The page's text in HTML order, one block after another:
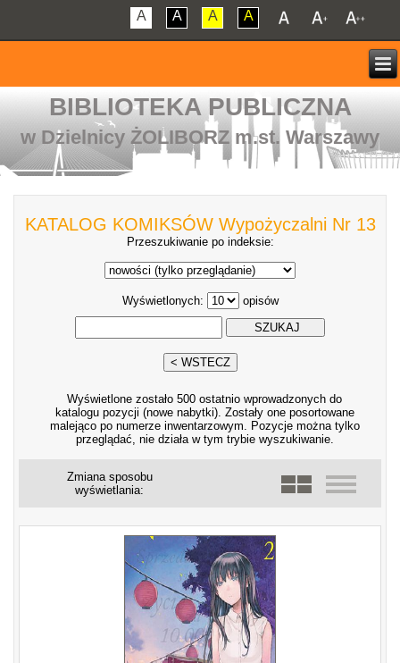
A A A A
BIBLIOTEKA PUBLICZNA
w Dzielnicy ŻOLIBORZ m.st. Warszawy
KATALOG KOMIKSÓW Wypożyczalni Nr 13
Przeszukiwanie po indeksie:
Wyświetlonych: opisów
Wyświetlone zostało 500 ostatnio wprowadzonych do
katalogu pozycji (nowe nabytki). Zostały one posortowane
malejąco po numerze inwentarzowym. Pozycje można tylko
przeglądać, nie działa w tym trybie wyszukiwanie.
Zmiana sposobu
wyświetlania: